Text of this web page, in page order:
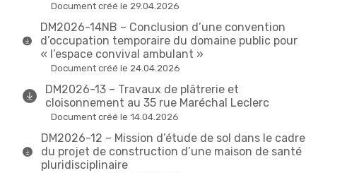
Document créé le 29.04.2026
DM2026-14NB – Conclusion d’une convention
d’occupation temporaire du domaine public pour
« l’espace convival ambulant »
Document créé le 24.04.2026
DM2026-13 – Travaux de plâtrerie et
cloisonnement au 35 rue Maréchal Leclerc
Document créé le 14.04.2026
DM2026-12 – Mission d’étude de sol dans le cadre
du projet de construction d’une maison de santé
pluridisciplinaire